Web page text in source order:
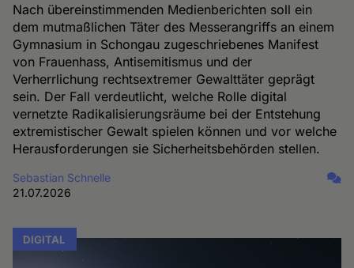
Nach übereinstimmenden Medienberichten soll ein
dem mutmaßlichen Täter des Messerangriffs an einem
Gymnasium in Schongau zugeschriebenes Manifest
von Frauenhass, Antisemitismus und der
Verherrlichung rechtsextremer Gewalttäter geprägt
sein. Der Fall verdeutlicht, welche Rolle digital
vernetzte Radikalisierungsräume bei der Entstehung
extremistischer Gewalt spielen können und vor welche
Herausforderungen sie Sicherheitsbehörden stellen.
Sebastian Schnelle
21.07.2026
DIGITAL